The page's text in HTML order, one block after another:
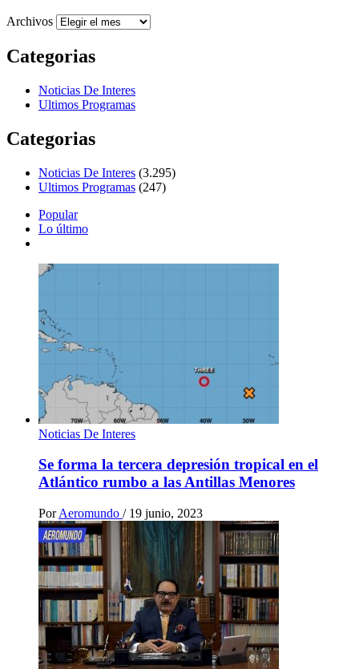
Archivos
Categorias
Noticias De Interes
Ultimos Programas
Categorias
Noticias De Interes (3.295)
Ultimos Programas (247)
Popular
Lo último
Noticias De Interes
Se forma la tercera depresión tropical en el
Atlántico rumbo a las Antillas Menores
Por Aeromundo / 19 junio, 2023